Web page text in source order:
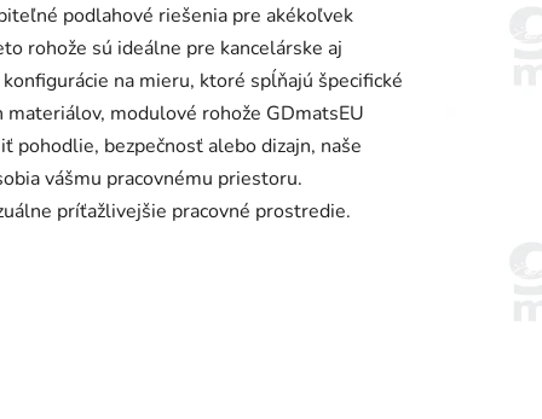
podlahové riešenia pre akékoľvek
rohože sú ideálne pre kancelárske aj
na mieru, ktoré spĺňajú špecifické
modulové rohože GDmatsEU
pohodlie, bezpečnosť alebo dizajn, naše
vášmu pracovnému priestoru.
príťažlivejšie pracovné prostredie.